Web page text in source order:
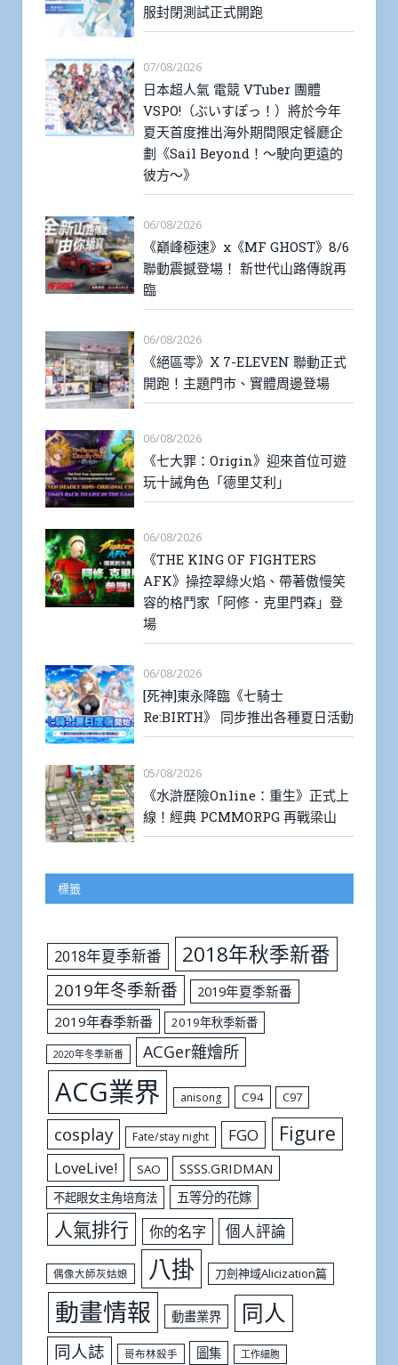
服封閉測試正式開跑
07/08/2026
日本超人氣 電競 VTuber 團體
VSPO!（ぶいすぽっ！）將於今年
夏天首度推出海外期間限定餐廳企
劃《Sail Beyond！～駛向更遠的
彼方～》
06/08/2026
《巔峰極速》x《MF GHOST》8/6
聯動震撼登場！ 新世代山路傳說再
臨
06/08/2026
《絕區零》X 7-ELEVEN 聯動正式
開跑！主題門市、實體周邊登場
06/08/2026
《七大罪：Origin》迎來首位可遊
玩十誡角色「德里艾利」
06/08/2026
《THE KING OF FIGHTERS
AFK》操控翠綠火焰、帶著傲慢笑
容的格鬥家「阿修．克里門森」登
場
06/08/2026
[死神]東永降臨《七騎士
Re:BIRTH》 同步推出各種夏日活動
05/08/2026
《水滸歷險Online：重生》正式上
線！經典 PCMMORPG 再戰梁山
標籤
2018年夏季新番 2018年秋季新番
2019年冬季新番
2019年夏季新番
2019年春季新番
2019年秋季新番
2020年冬季新番 ACGer雜燴所
ACG業界 anisong C94 C97
cosplay Fate/stay night FGO Figure
LoveLive! SAO SSSS.GRIDMAN
不起眼女主角培育法 五等分的花嫁
人氣排行 你的名字 個人評論
偶像大師灰姑娘 八掛 刀劍神域Alicization篇
動畫情報 動畫業界 同人
同人誌 哥布林殺手 圖集 工作細胞